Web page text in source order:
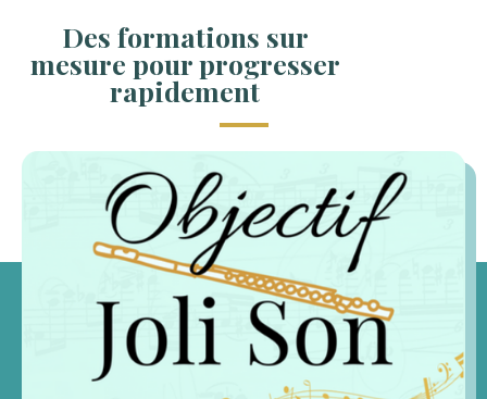
Des formations sur
mesure pour progresser
rapidement